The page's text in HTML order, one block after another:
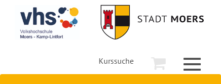
Kurssuche
Toggle